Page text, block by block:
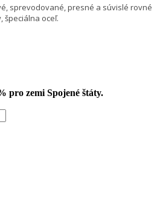
sprevodované, presné a súvislé rovné
špeciálna oceľ.
pro zemi Spojené štáty.